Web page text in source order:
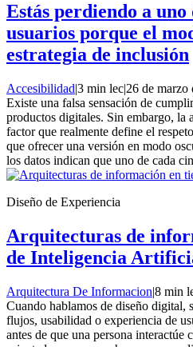
Estás perdiendo a uno
usuarios porque el
estrategia de inclusión
Accesibilidad|3 min lec|26 de marzo
Existe una falsa sensación de
productos digitales. Sin embargo, la
factor que realmente define el
que ofrecer una versión en modo
los datos indican que uno de cada
Diseño de Experiencia
Arquitecturas de
de Inteligencia
Arquitectura De Informacion|8 min
Cuando hablamos de diseño digital,
flujos, usabilidad o experiencia de
antes de que una persona interactúe